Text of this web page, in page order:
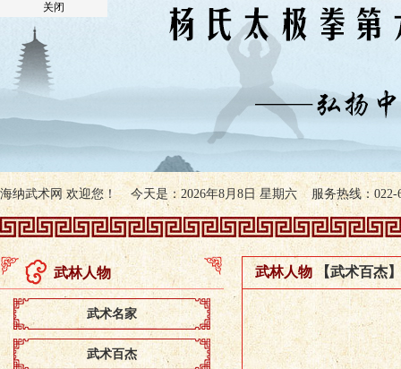
海纳武术网 欢迎您！ 今天是：2026年8月8日 星期六 服务热线：022-
武林人物
武术名家
武术百杰
武林人物【武术百杰】
关闭